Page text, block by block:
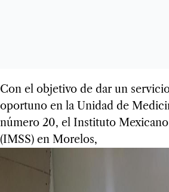
Con el objetivo de dar un
oportuno en la Unidad de
número 20, el Instituto
(IMSS) en Morelos,